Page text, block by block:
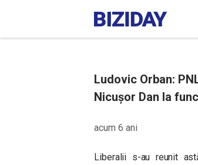
Ludovic Orban:
Nicușor Dan la
acum 6 ani
Liberalii s-au reunit